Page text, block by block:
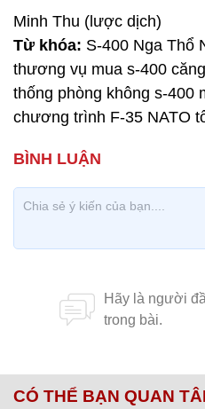
Minh Thu (lược dịch)
Từ khóa: S-400 Nga Thổ
thương vụ mua s-400
thống phòng không s-400
chương trình F-35 NATO
CÓ THỂ BẠN QUAN